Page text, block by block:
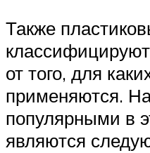
Также
от того, для
применяются.
популярными в
являются